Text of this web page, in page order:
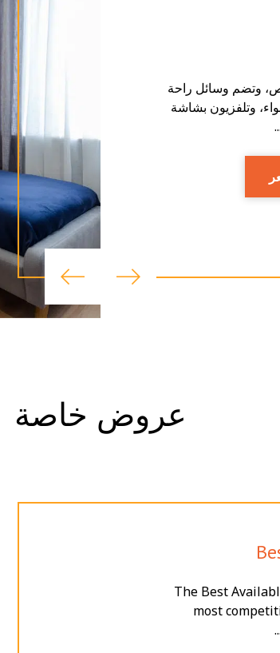
وتضم وسائل راحة
وتلفزيون بشاشة
عروض خاصة
The Best
most